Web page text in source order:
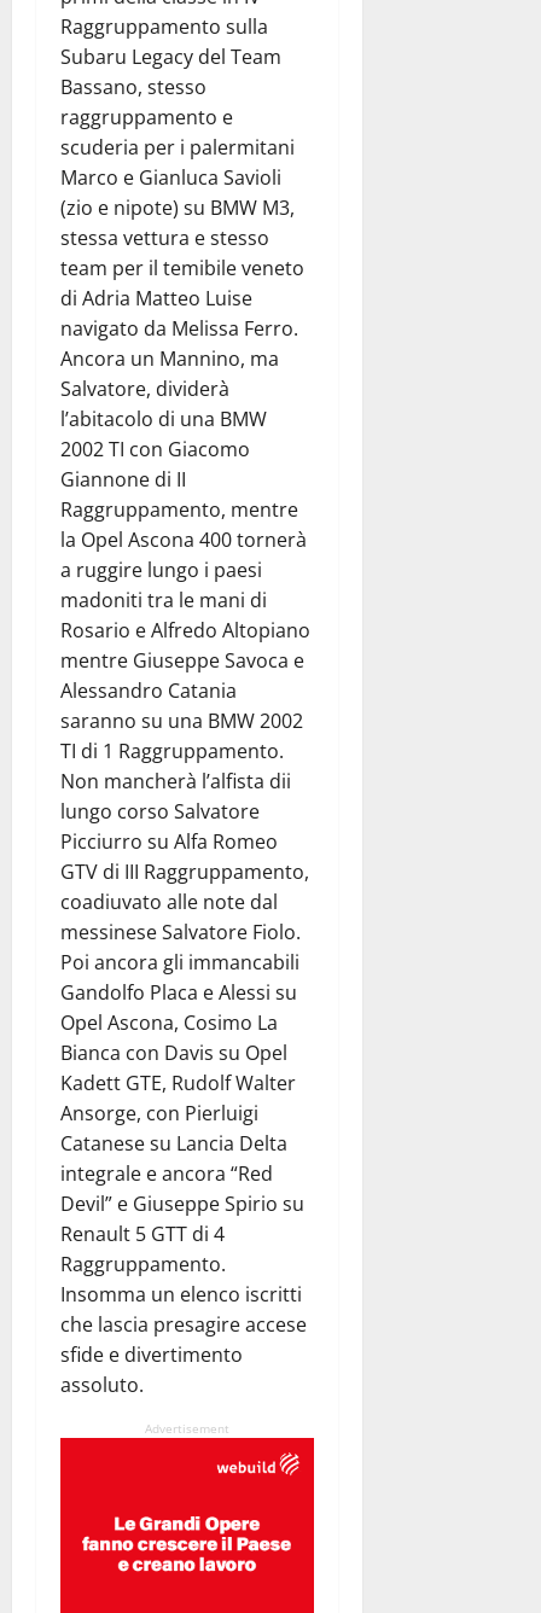
Raggruppamento sulla
Subaru Legacy del Team
Bassano, stesso
raggruppamento e
scuderia per i palermitani
Marco e Gianluca Savioli
(zio e nipote) su BMW M3,
stessa vettura e stesso
team per il temibile veneto
di Adria Matteo Luise
navigato da Melissa Ferro.
Ancora un Mannino, ma
Salvatore, dividerà
l’abitacolo di una BMW
2002 TI con Giacomo
Giannone di II
Raggruppamento, mentre
la Opel Ascona 400 tornerà
a ruggire lungo i paesi
madoniti tra le mani di
Rosario e Alfredo Altopiano
mentre Giuseppe Savoca e
Alessandro Catania
saranno su una BMW 2002
TI di 1 Raggruppamento.
Non mancherà l’alfista dii
lungo corso Salvatore
Picciurro su Alfa Romeo
GTV di III Raggruppamento,
coadiuvato alle note dal
messinese Salvatore Fiolo.
Poi ancora gli immancabili
Gandolfo Placa e Alessi su
Opel Ascona, Cosimo La
Bianca con Davis su Opel
Kadett GTE, Rudolf Walter
Ansorge, con Pierluigi
Catanese su Lancia Delta
integrale e ancora “Red
Devil” e Giuseppe Spirio su
Renault 5 GTT di 4
Raggruppamento.
Insomma un elenco iscritti
che lascia presagire accese
sfide e divertimento
assoluto.
Advertisement